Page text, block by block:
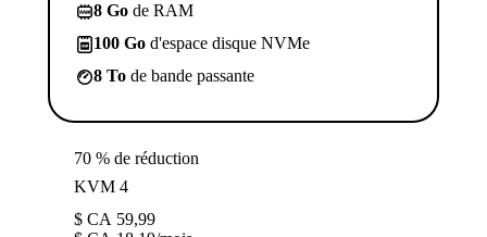
8 Go de RAM
100 Go d'espace disque NVMe
8 To de bande passante
70 % de réduction
KVM 4
$ CA 59,99